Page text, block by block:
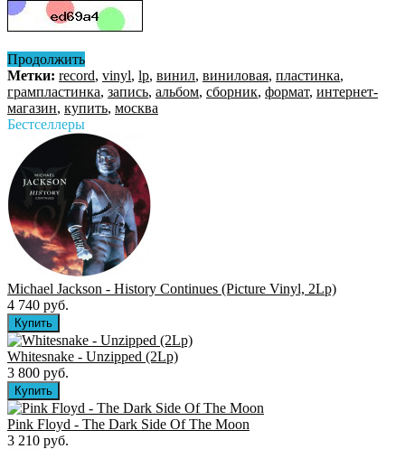
Продолжить
Метки: record, vinyl, lp, винил, виниловая, пластинка,
грампластинка, запись, альбом, сборник, формат, интернет-
магазин, купить, москва
Бестселлеры
Michael Jackson - History Continues (Picture Vinyl, 2Lp)
4 740 руб.
Whitesnake - Unzipped (2Lp)
3 800 руб.
Pink Floyd - The Dark Side Of The Moon
3 210 руб.